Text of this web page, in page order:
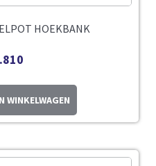
HOEKBANK
WINKELWAGEN